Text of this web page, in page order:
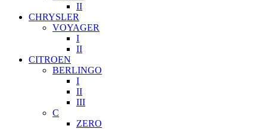
II
CHRYSLER
VOYAGER
I
II
CITROEN
BERLINGO
I
II
III
C
ZERO